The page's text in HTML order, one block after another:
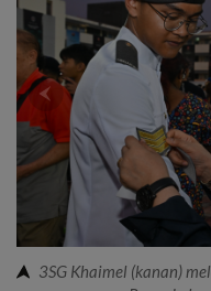
3SG Khaimel (kanan)